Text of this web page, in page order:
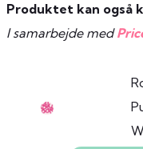
Produktet kan også
I samarbejde med